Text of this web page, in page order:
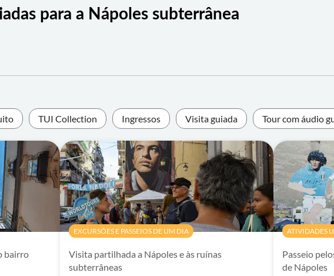
para a Nápoles subterrânea
TUI Collection Ingressos Visita guiada Tour com áudio
bairro
EXCURSÕES E PASSEIOS DE UM DIA
Visita partilhada a Nápoles e às ruínas
subterrâneas
ATIVIDADES
Passeio
de Nápoles